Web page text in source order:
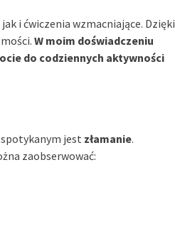
i ćwiczenia wzmacniające. Dzięki
W moim doświadczeniu
do codziennych aktywności
jest złamanie.
zaobserwować: